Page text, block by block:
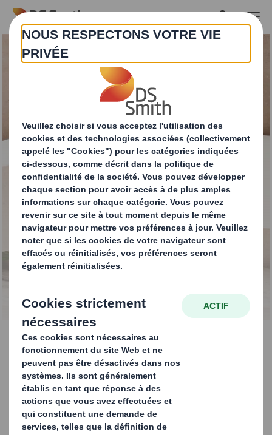
Skip to main content
Calages d’étuis et
coffrets
Dans nos étuis et coffrets parfums & cosmétiques, nous
privilégions des solutions carton en alternative aux
calages thermoplastiques.
Pensés pour protéger, valoriser et simplifier la mise en
volume, nos calages allient technicité, esthétisme et
fonctionnalité.